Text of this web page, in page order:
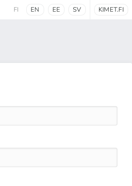
FI EN EE SV KIMET.FI